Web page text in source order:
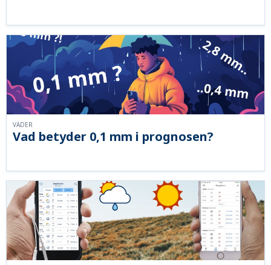
Vad betyder 0,1 mm i prognosen?
VÄDER